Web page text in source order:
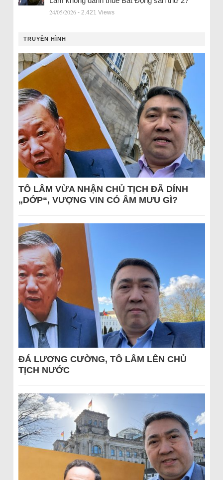
24/05/2026 - 2.421 Views
TRUYỀN HÌNH
TÔ LÂM VỪA NHẬN CHỦ TỊCH ĐÃ DÍNH
„DỚP“, VƯỢNG VIN CÓ ÂM MƯU GÌ?
ĐÁ LƯƠNG CƯỜNG, TÔ LÂM LÊN CHỦ
TỊCH NƯỚC